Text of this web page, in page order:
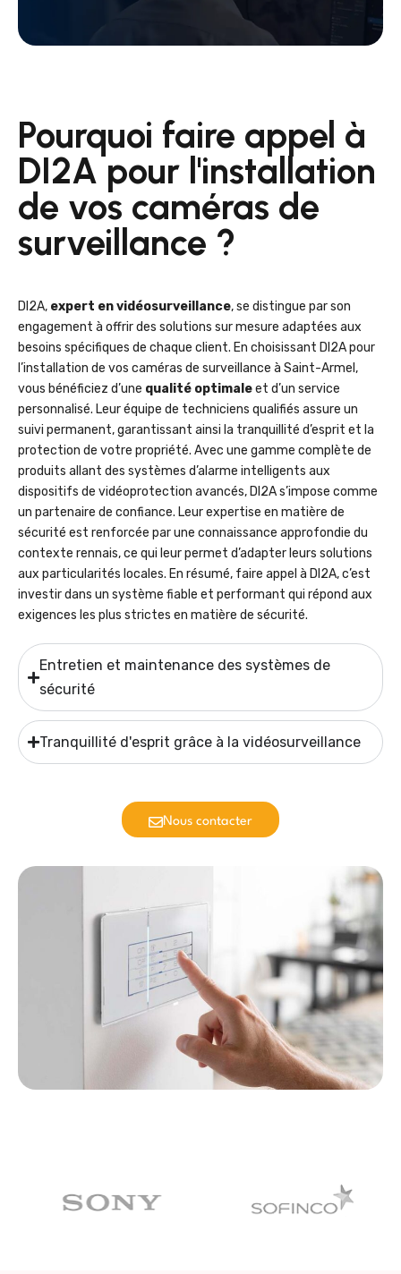
Pourquoi faire appel à
DI2A pour l'installation
de vos caméras de
surveillance ?
DI2A, expert en vidéosurveillance, se distingue par son
engagement à offrir des solutions sur mesure adaptées aux
besoins spécifiques de chaque client. En choisissant DI2A pour
l’installation de vos caméras de surveillance à Saint-Armel,
vous bénéficiez d’une qualité optimaleet d’un service
personnalisé. Leur équipe de techniciens qualifiés assure un
suivi permanent, garantissant ainsi la tranquillité d’esprit et la
protection de votre propriété. Avec une gamme complète de
produits allant des systèmes d’alarme intelligents aux
dispositifs de vidéoprotection avancés, DI2A s’impose comme
un partenaire de confiance. Leur expertise en matière de
sécurité est renforcée par une connaissance approfondie du
contexte rennais, ce qui leur permet d’adapter leurs solutions
aux particularités locales. En résumé, faire appel à DI2A, c’est
investir dans un système fiable et performant qui répond aux
exigences les plus strictes en matière de sécurité.
Entretien et maintenance des systèmes de
sécurité
Tranquillité d'esprit grâce à la vidéosurveillance
Nous contacter